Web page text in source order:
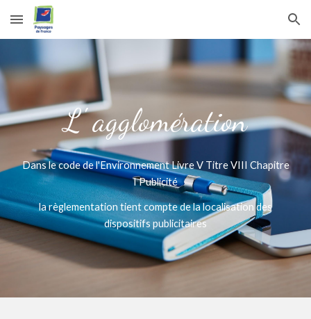
Skip to main content Skip to navigation
L' agglomération
Dans le code de l'Environnement Livre V Titre VIII Chapitre
I Publicité
la règlementation tient compte de la localisation des
dispositifs publicitaires